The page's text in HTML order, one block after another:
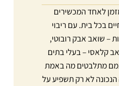
לאחד המכשירים
בכל בית. עם ריבוי
– שואב אבק רובוטי,
קלאסי – בעלי בתים
מתלבטים מה באמת
לא רק תשפיע על